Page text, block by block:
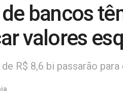
bancos
valores
R$ 8,6 bi passarão